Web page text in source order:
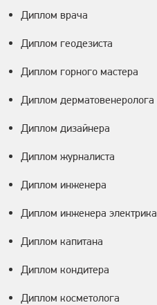
Диплом врача
Диплом геодезиста
Диплом горного мастера
Диплом дерматовенеролога
Диплом дизайнера
Диплом журналиста
Диплом инженера
Диплом инженера электрика
Диплом капитана
Диплом кондитера
Диплом косметолога